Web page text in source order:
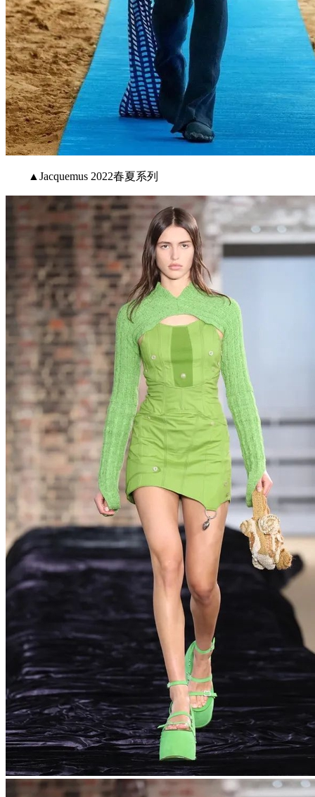
▲Jacquemus 2022春夏系列